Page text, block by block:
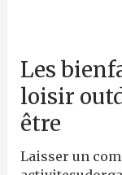
Les
loisir
être
Laisser un
Les
bienfaits
des
activités
de
loisir